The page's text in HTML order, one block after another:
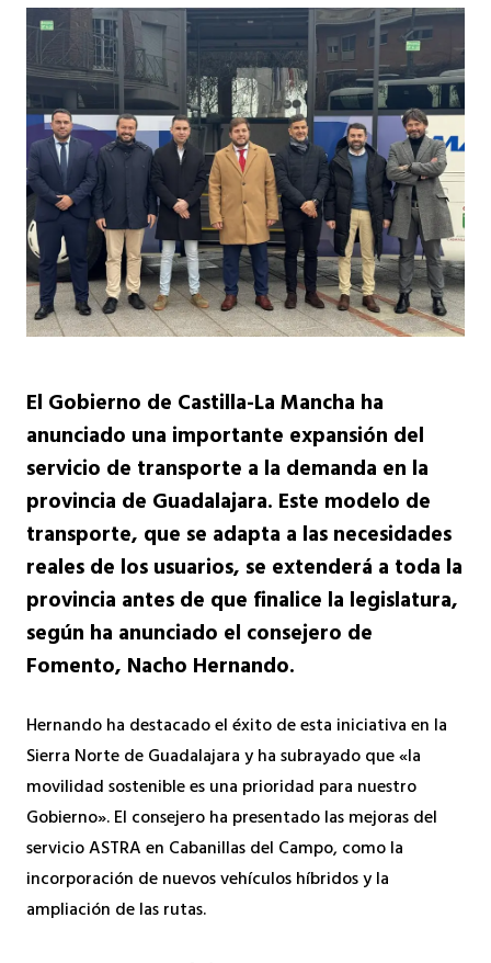
El Gobierno de Castilla-La Mancha ha
anunciado una importante expansión del
servicio de transporte a la demanda en la
provincia de Guadalajara. Este modelo de
transporte, que se adapta a las necesidades
reales de los usuarios, se extenderá a toda la
provincia antes de que finalice la legislatura,
según ha anunciado el consejero de
Fomento, Nacho Hernando.
Hernando ha destacado el éxito de esta iniciativa en la
Sierra Norte de Guadalajara y ha subrayado que «la
movilidad sostenible es una prioridad para nuestro
Gobierno». El consejero ha presentado las mejoras del
servicio ASTRA en Cabanillas del Campo, como la
incorporación de nuevos vehículos híbridos y la
ampliación de las rutas.